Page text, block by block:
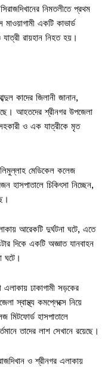
নিমতলীতে প্রথম
একটি কাভার্ড
রায়হান নিহত হয়।
কাদের জিলানী জানান,
আহতদের শ্রীনগর উপজেলা
সহকারী ও এক যাত্রীকে মৃত
মেডিকেল কলেজ
হাসপাতালে চিকিৎসা নিচ্ছেন,
আরেকটি দুর্ঘটনা ঘটে, এতে
দিকে একটি অজ্ঞাত যানবাহন
ঘটে।
এলাকায় ঢাকাগামী সড়কের
স্বাস্থ্য কমপ্লেক্সে নিয়ে
মিটফোর্ড হাসপাতালে
তাদের লাশ সেখানে রয়েছে।
ও শ্রীনগর এলাকায়